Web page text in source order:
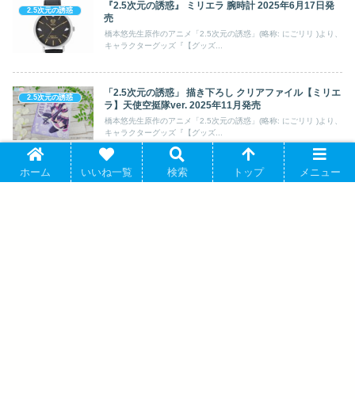
2.5次元の誘惑
『2.5次元の誘惑』 ミリエラ 腕時計 2025年6月17日発
売
橋本悠先生原作のアニメ「2.5次元の誘惑」(略称: にごリリ )より、
キャラクターグッズ『【グッズ...
2.5次元の誘惑
「2.5次元の誘惑」 描き下ろし クリアファイル【ミリエ
ラ】天使空挺隊ver. 2025年11月発売
橋本悠先生原作のアニメ「2.5次元の誘惑」(略称: にごリリ )より、
キャラクターグッズ『【グッズ...
2.5次元の誘惑
2.5次元の誘惑 ネックレス 橘美花莉 2025年02月中旬発
ホーム いいね一覧 検索 トップ メニュー